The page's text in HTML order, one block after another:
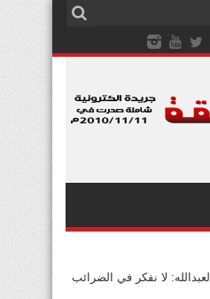
العبدالله: لا نفكر في الضرائب